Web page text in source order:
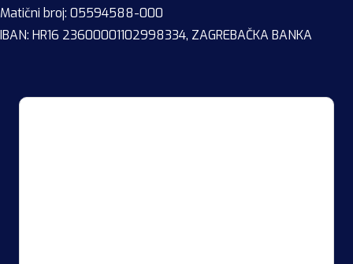
Matični broj: 05594588-000
IBAN: HR16 23600001102998334, ZAGREBAČKA BANKA